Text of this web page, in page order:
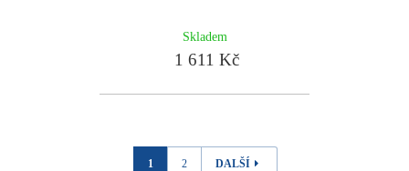
Skladem
1 611 Kč
1 2 DALŠÍ